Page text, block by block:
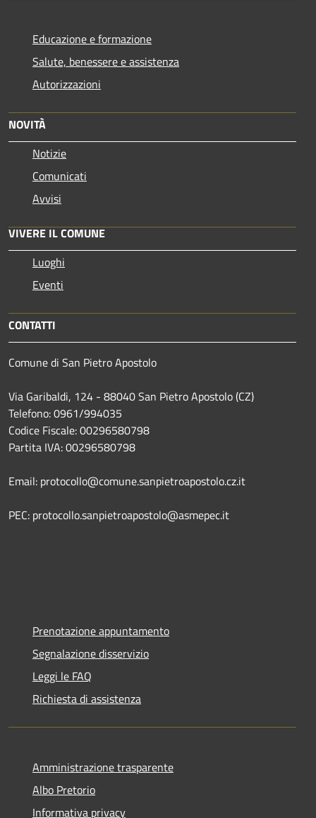
Educazione e formazione
Salute, benessere e assistenza
Autorizzazioni
NOVITÀ
Notizie
Comunicati
Avvisi
VIVERE IL COMUNE
Luoghi
Eventi
CONTATTI
Comune di San Pietro Apostolo
Via Garibaldi, 124 - 88040 San Pietro Apostolo (CZ)
Telefono: 0961/994035
Codice Fiscale: 00296580798
Partita IVA: 00296580798
Email: protocollo@comune.sanpietroapostolo.cz.it
PEC: protocollo.sanpietroapostolo@asmepec.it
Prenotazione appuntamento
Segnalazione disservizio
Leggi le FAQ
Richiesta di assistenza
Amministrazione trasparente
Albo Pretorio
Informativa privacy